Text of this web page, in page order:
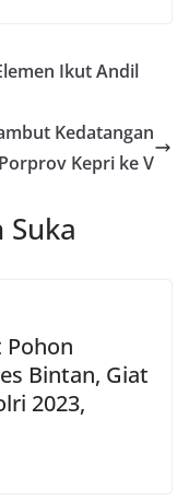
Ikut Andil
Kedatangan
Kepri ke V
Suka
Pohon
Bintan, Giat
2023,